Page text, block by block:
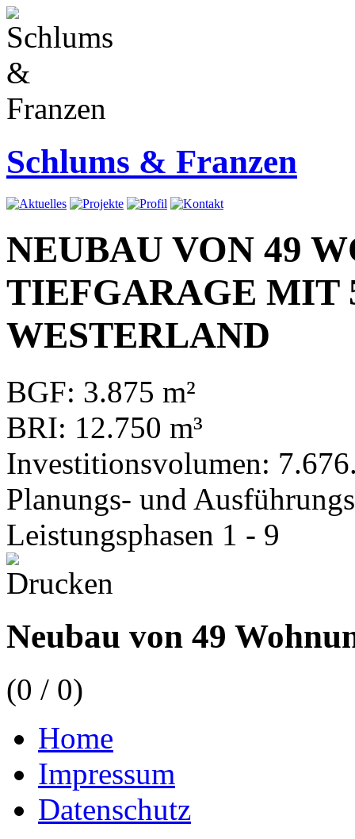
Schlums & Franzen
NEUBAU VON 49
TIEFGARAGE MIT
WESTERLAND
BGF: 3.875 m²
BRI: 12.750 m³
Investitionsvolumen:
Planungs- und
Leistungsphasen 1 - 9
Neubau von 49
(0 / 0)
Home
Impressum
Datenschutz